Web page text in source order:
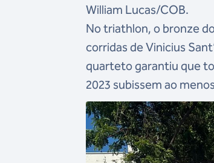
William Lucas/COB.
No triathlon, o bronze
corridas de Vinicius
quarteto garantiu que
2023 subissem ao